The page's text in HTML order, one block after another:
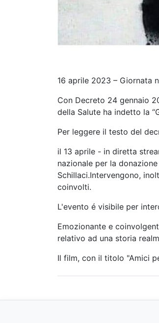
16 aprile 2023 – Giornata
Con Decreto 24 gennaio
della Salute ha indetto la
Per leggere il testo del
il 13 aprile - in diretta
nazionale per la
Schillaci.Intervengono,
coinvolti.
L'evento é visibile per
Emozionante e
relativo ad una storia
Il film, con il titolo "Amici